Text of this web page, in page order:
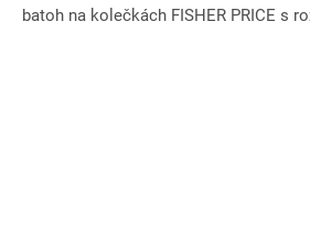
batoh na kolečkách FISHER PRICE s